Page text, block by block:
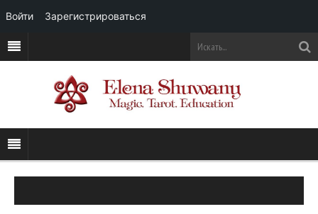
Войти Зарегистрироваться